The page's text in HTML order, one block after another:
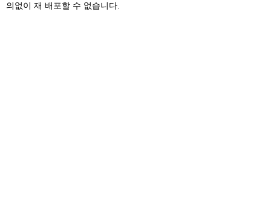
의없이 재 배포할 수 없습니다.